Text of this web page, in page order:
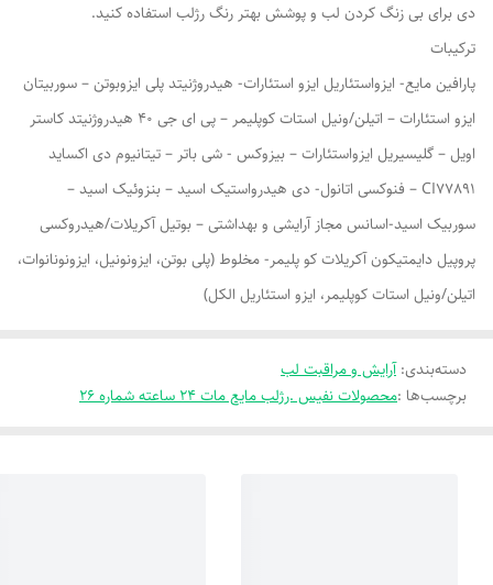
دی برای بی زنگ کردن لب و پوشش بهتر رنگ رژلب استفاده کنید.
ترکیبات
پارافین مایع- ایزواستئاریل ایزو استئارات- هیدروژنیتد پلی ایزوبوتن – سوربیتان
ایزو استئارات – اتیلن/ونیل استات کوپلیمر – پی ای جی 40 هیدروژنیتد کاستر
اویل – گلیسیریل ایزواستئارات – بیزوکس - شی باتر – تیتانیوم دی اکساید
CI77891 – فنوکسی اتانول- دی هیدرواستیک اسید – بنزوئیک اسید –
سوربیک اسید-اسانس مجاز آرایشی و بهداشتی – بوتیل آکریلات/هیدروکسی
پروپیل دایمتیکون آکریلات کو پلیمر- مخلوط (پلی بوتن، ایزونونیل، ایزونونانوات،
اتیلن/ونیل استات کوپلیمر، ایزو استئاریل الکل)
دسته‌بندی:آرایش و مراقبت لب
برچسب‌ها :محصولات نفیس .رژلب مایع مات ۲۴ ساعته شماره ۲۶